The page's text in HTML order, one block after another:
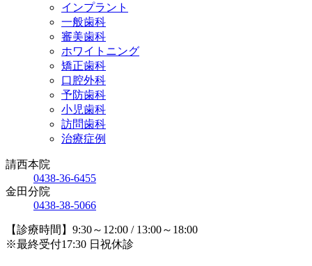
インプラント
一般歯科
審美歯科
ホワイトニング
矯正歯科
口腔外科
予防歯科
小児歯科
訪問歯科
治療症例
請西本院
0438-36-6455
金田分院
0438-38-5066
【診療時間】9:30～12:00 / 13:00～18:00
※最終受付17:30 日祝休診